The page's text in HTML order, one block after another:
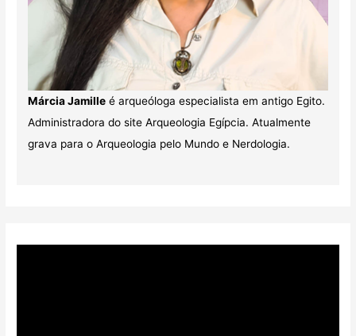
Márcia Jamilleé arqueóloga especialista em antigo Egito.
Administradora do site Arqueologia Egípcia. Atualmente
grava para o Arqueologia pelo Mundo e Nerdologia.